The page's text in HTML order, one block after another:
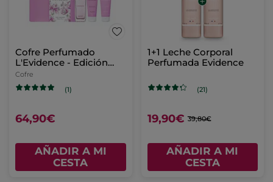
Cofre Perfumado
L'Evidence - Edición
Limitada
Cofre
(1)
64,90€
AÑADIR A MI
CESTA
1+1 Leche Corporal
Perfumada Evidence
(21)
19,90€ 39,80€
AÑADIR A MI
CESTA